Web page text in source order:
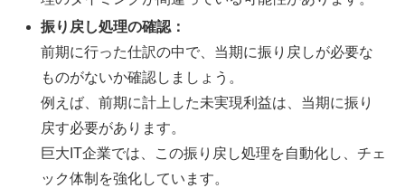
振り戻し処理の確認：
前期に行った仕訳の中で、当期に振り戻しが必要な
ものがないか確認しましょう。
例えば、前期に計上した未実現利益は、当期に振り
戻す必要があります。
巨大IT企業では、この振り戻し処理を自動化し、チェ
ック体制を強化しています。